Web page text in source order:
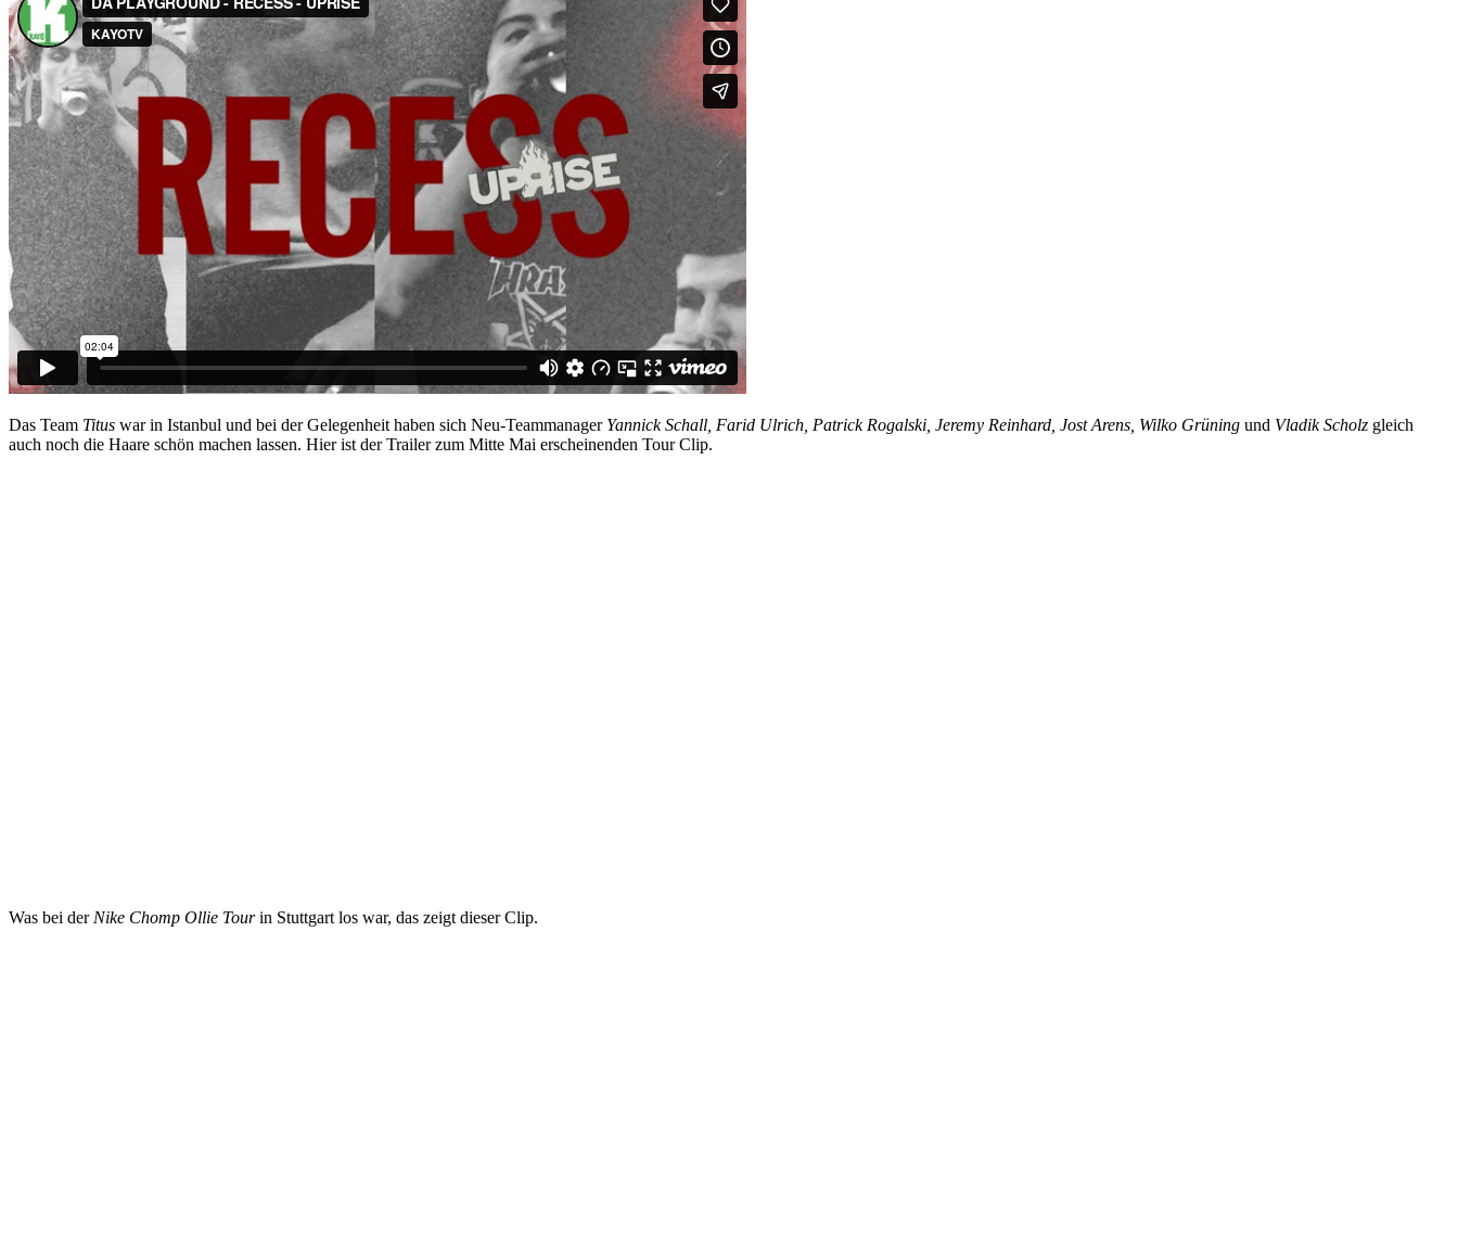
Das Team Titus war in Istanbul und bei der Gelegenheit haben sich Neu-Teammanager Yannick Schall, Farid Ulrich, Patrick Rogalski, Jeremy Reinhard, Jost Arens, Wilko Grüning und Vladik Scholz gleich
auch noch die Haare schön machen lassen. Hier ist der Trailer zum Mitte Mai erscheinenden Tour Clip.
Was bei derNike Chomp Ollie Tourin Stuttgart los war, das zeigt dieser Clip.